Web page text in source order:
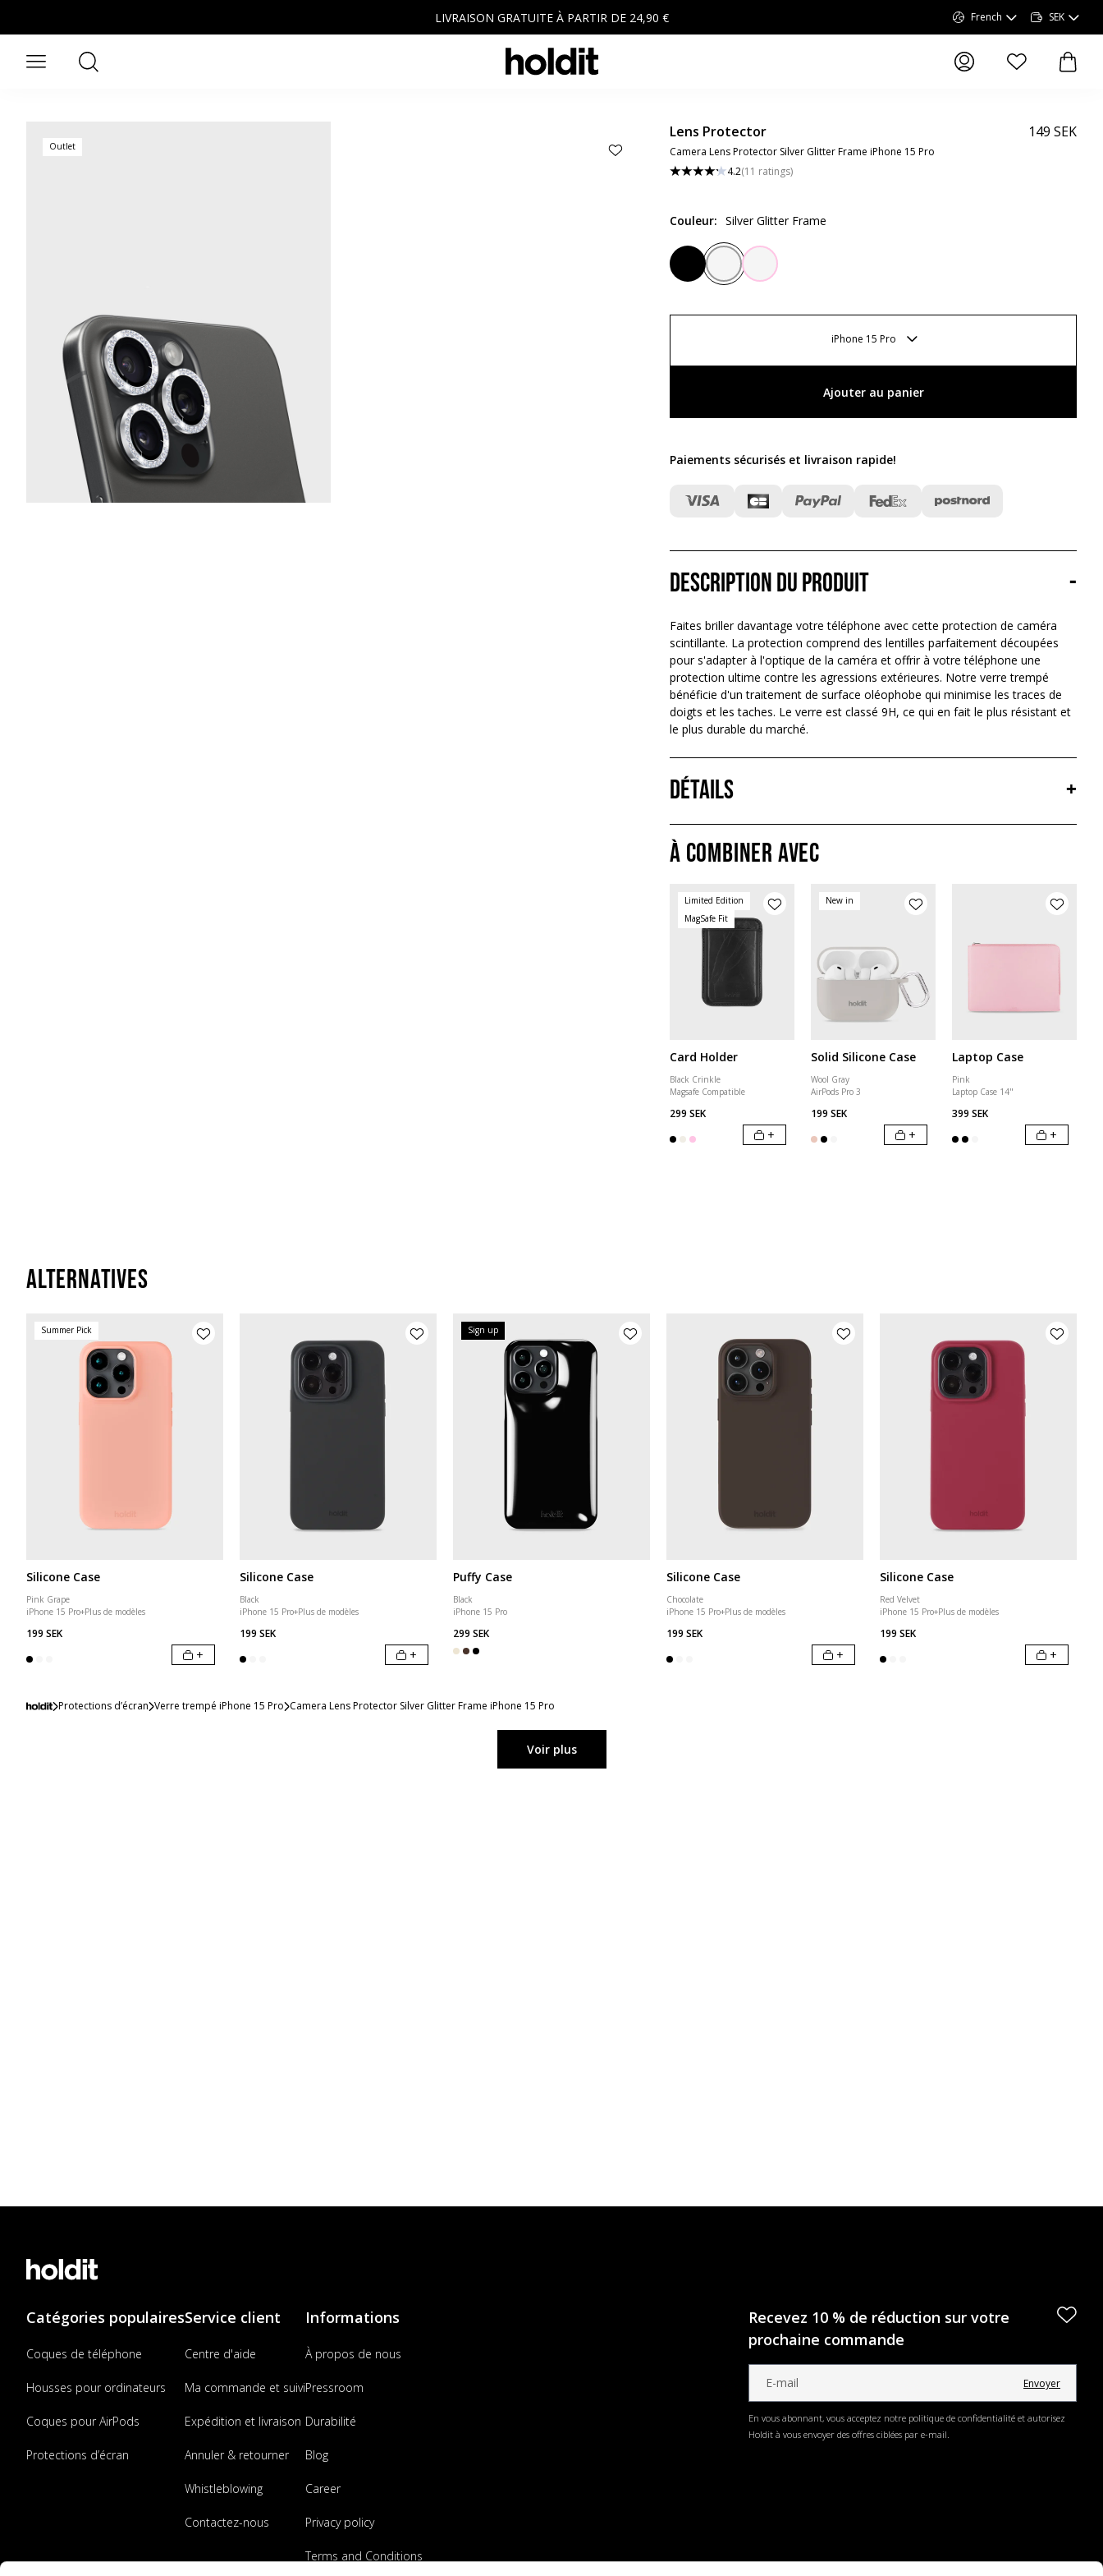
LIVRAISON GRATUITE À PARTIR DE 24,90 € French SEK
Ouvrir le menuRechercher
articles dans la
Outlet
Lens Protector
Camera Lens Protector Silver Glitter Frame iPhone 15 Pro
4.2(11 ratings)
149 SEK
Couleur: Silver Glitter Frame
iPhone 15 Pro
Ajouter au panier
Paiements sécurisés et livraison rapide!
Description du produit -
Faites briller davantage votre téléphone avec cette protection de caméra
scintillante. La protection comprend des lentilles parfaitement découpées
pour s'adapter à l'optique de la caméra et offrir à votre téléphone une
protection ultime contre les agressions extérieures. Notre verre trempé
bénéficie d'un traitement de surface oléophobe qui minimise les traces de
doigts et les taches. Le verre est classé 9H, ce qui en fait le plus résistant et
le plus durable du marché.
Détails
+
À combiner avec
Limited Edition
MagSafe Fit
Card Holder
Black Crinkle
Magsafe Compatible
299 SEK
+
New in
Solid Silicone Case
Wool Gray
AirPods Pro 3
199 SEK
+
Laptop Case
Pink
Laptop Case 14"
399 SEK
+
Alternatives
Summer Pick
Silicone Case
Pink Grape
iPhone 15 Pro+Plus de modèles
199 SEK
+
Silicone Case
Black
iPhone 15 Pro+Plus de modèles
199 SEK
+
Sign up
Puffy Case
Black
iPhone 15 Pro
299 SEK
Silicone Case
Chocolate
iPhone 15 Pro+Plus de modèles
199 SEK
+
Silicone Case
Red Velvet
iPhone 15 Pro+Plus de modèles
199 SEK
+
Protections d’écran Verre trempé iPhone 15 Pro Camera Lens Protector Silver Glitter Frame iPhone 15 Pro
Voir plus
Catégories populaires
Coques de téléphone
Housses pour ordinateurs
Coques pour AirPods
Protections d’écran
Service client
Centre d'aide
Ma commande et suivi
Expédition et livraison
Annuler & retourner
Whistleblowing
Contactez-nous
Informations
À propos de nous
Pressroom
Durabilité
Blog
Career
Privacy policy
Terms and Conditions
Recevez 10 % de réduction sur votre
prochaine commande
Envoyer
En vous abonnant, vous acceptez notre politique de confidentialité et autorisez
Holdit à vous envoyer des offres ciblées par e-mail.